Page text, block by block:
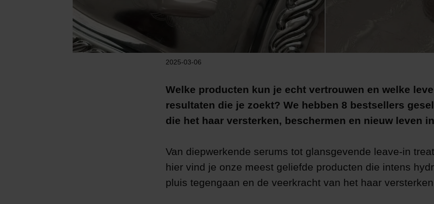
2025-03-06
Welke producten kun je echt vertrouwen en welke
resultaten die je zoekt? We hebben 8 bestsellers
die het haar versterken, beschermen en nieuw leven
Van diepwerkende serums tot glansgevende leave-in
hier vind je onze meest geliefde producten die intens
pluis tegengaan en de veerkracht van het haar